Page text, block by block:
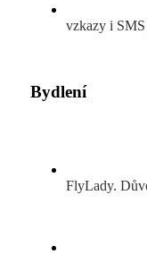
vzkazy i
Bydlení
FlyLady.